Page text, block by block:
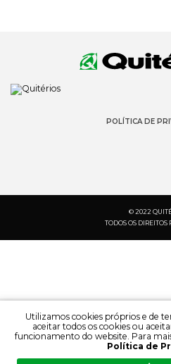
POLÍTICA DE
© 2022
TODOS OS DIREITOS
PESQUISA:
IDIOMA:
Utilizamos cookies próprios e de
aceitar todos os cookies ou
funcionamento do website. Para
Política de